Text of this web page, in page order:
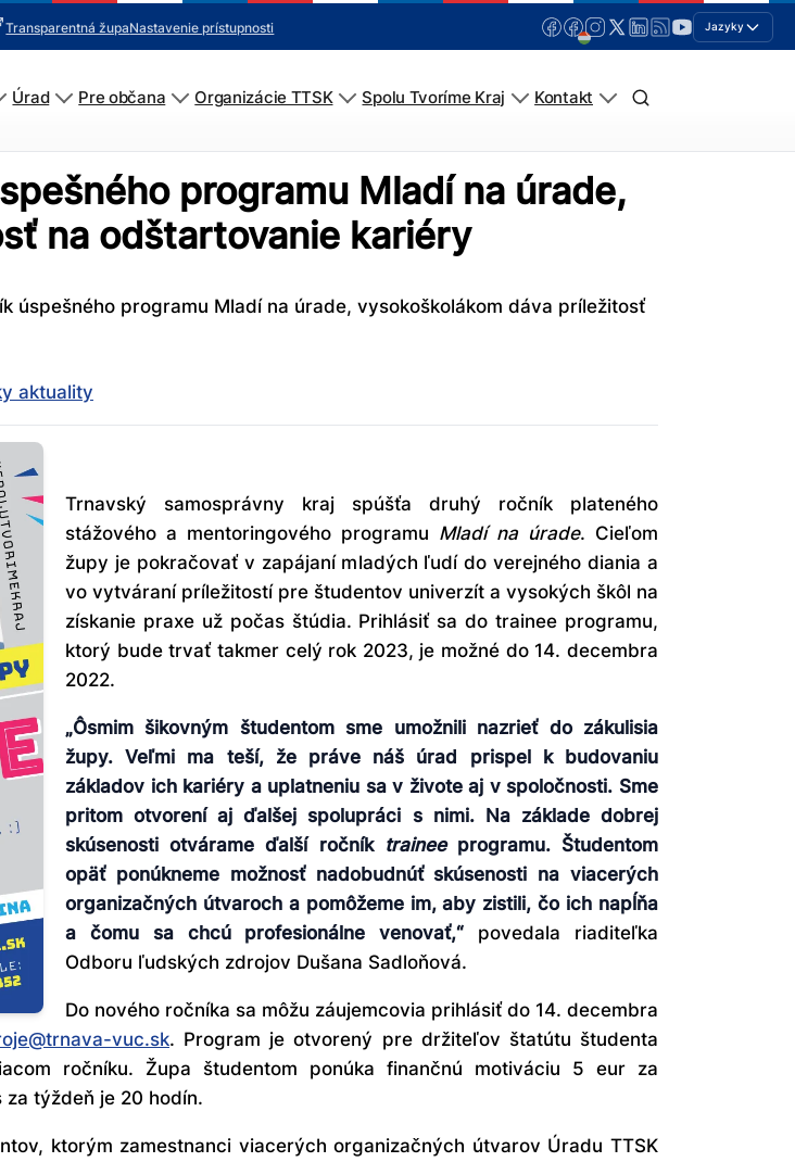
Transparentná župaNastavenie prístupnosti Jazyky
Úrad Pre občana Organizácie TTSK Spolu Tvoríme Kraj Kontakt
programu Mladí na úrade,
na odštartovanie kariéry
úspešného programu Mladí na úrade, vysokoškolákom dáva príležitosť
aktuality
Trnavský samosprávny kraj spúšťa druhý ročník plateného
stážového a mentoringového programu Mladí na úrade. Cieľom
župy je pokračovať v zapájaní mladých ľudí do verejného diania a
vo vytváraní príležitostí pre študentov univerzít a vysokých škôl na
získanie praxe už počas štúdia. Prihlásiť sa do trainee programu,
ktorý bude trvať takmer celý rok 2023, je možné do 14. decembra
2022.
„Ôsmim šikovným študentom sme umožnili nazrieť do zákulisia
župy. Veľmi ma teší, že práve náš úrad prispel k budovaniu
základov ich kariéry a uplatneniu sa v živote aj v spoločnosti. Sme
pritom otvorení aj ďalšej spolupráci s nimi. Na základe dobrej
skúsenosti otvárame ďalší ročník traineeprogramu. Študentom
opäť ponúkneme možnosť nadobudnúť skúsenosti na viacerých
organizačných útvaroch a pomôžeme im, aby zistili, čo ich napĺňa
a čomu sa chcú profesionálne venovať,“ povedala riaditeľka
Odboru ľudských zdrojov Dušana Sadloňová.
Do nového ročníka sa môžu záujemcovia prihlásiť do 14. decembra
vuc.sk. Program je otvorený pre držiteľov štatútu študenta
ročníku. Župa študentom ponúka finančnú motiváciu 5 eur za
týždeň je 20 hodín.
ktorým zamestnanci viacerých organizačných útvarov Úradu TTSK